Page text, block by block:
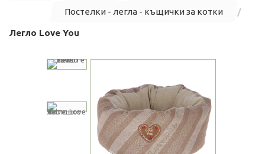
Постелки - легла - къщички за котки
Легло Love You